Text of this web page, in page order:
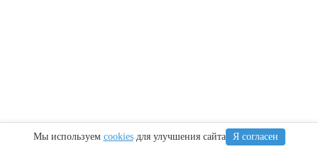
ИнформацияСочи Крым Регионы
Мы используем cookiesдля улучшения сайта Я согласен